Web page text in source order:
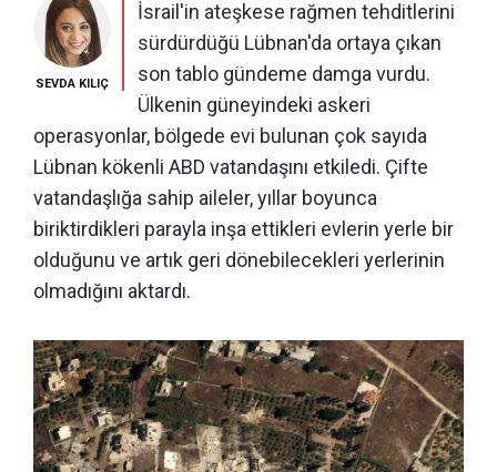
SEVDA KILIÇ
İsrail'in ateşkese rağmen tehditlerini
sürdürdüğü Lübnan'da ortaya çıkan
son tablo gündeme damga vurdu.
Ülkenin güneyindeki askeri
operasyonlar, bölgede evi bulunan çok sayıda
Lübnan kökenli ABD vatandaşını etkiledi. Çifte
vatandaşlığa sahip aileler, yıllar boyunca
biriktirdikleri parayla inşa ettikleri evlerin yerle bir
olduğunu ve artık geri dönebilecekleri yerlerinin
olmadığını aktardı.